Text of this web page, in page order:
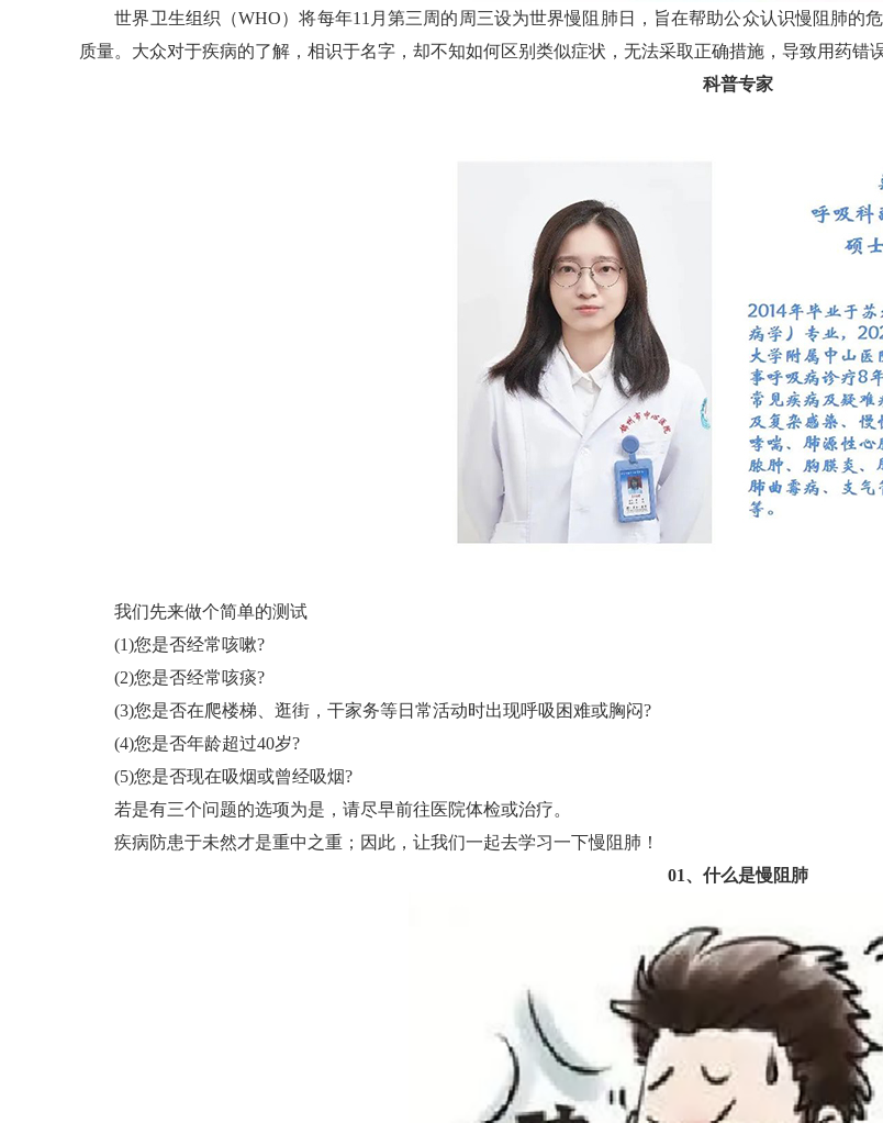
世界卫生组织（WHO）将每年11月第三周的周三设为世界慢阻肺日，旨在帮助公众认识慢阻肺的
质量。大众对于疾病的了解，相识于名字，却不知如何区别类似症状，无法采取正确措施，导致用药错
科普专家
我们先来做个简单的测试
(1)您是否经常咳嗽?
(2)您是否经常咳痰?
(3)您是否在爬楼梯、逛街，干家务等日常活动时出现呼吸困难或胸闷?
(4)您是否年龄超过40岁?
(5)您是否现在吸烟或曾经吸烟?
若是有三个问题的选项为是，请尽早前往医院体检或治疗。
疾病防患于未然才是重中之重；因此，让我们一起去学习一下慢阻肺！
01、什么是慢阻肺